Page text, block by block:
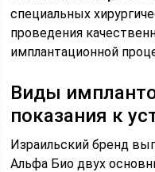
специальных
проведения
имплантационной
Виды
показания к
Израильский бренд
Альфа Био двух